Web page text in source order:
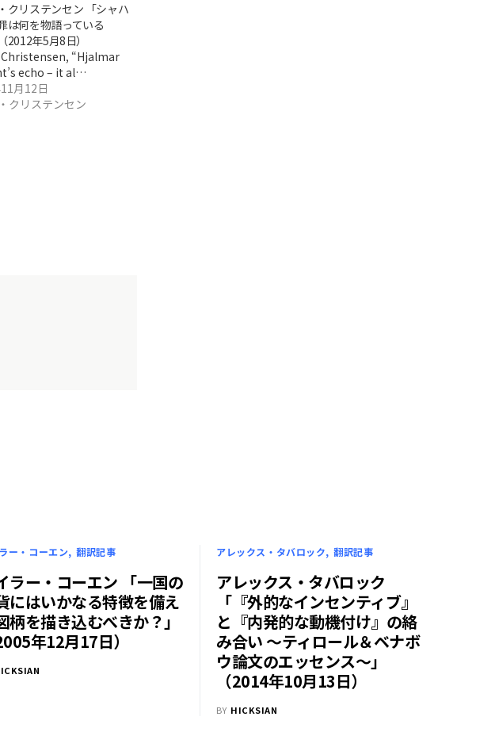
クリステンセン 「シャハ
は何を物語っている
2012年5月8日）
“Hjalmar
echo – it al…
月12日
クリステンセン
ー・コーエン 翻訳記事
ラー・コーエン 「一国の
にはいかなる特徴を備え
柄を描き込むべきか？」
年12月17日）
アレックス・タバロック 翻訳記事
アレックス・タバロック
「『外的なインセンティブ』
と『内発的な動機付け』の絡
み合い ～ティロール＆ベナボ
ウ論文のエッセンス～」
（2014年10月13日）
BY HICKSIAN